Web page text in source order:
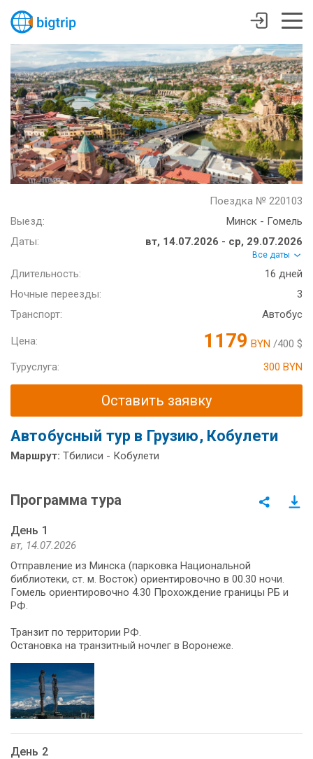
Поездка № 220103
Выезд:
Минск - Гомель
Даты:
вт, 14.07.2026 - ср, 29.07.2026
Все даты
Длительность:
16 дней
Ночные переезды:
3
Транспорт:
Автобус
Цена: 1179 BYN /400 $
Туруслуга:
300 BYN
Оставить заявку
Автобусный тур в Грузию, Кобулети
Маршрут: Тбилиси - Кобулети
Программа тура
День 1
вт, 14.07.2026
Отправление из Минска (парковка Национальной
библиотеки, ст. м. Восток) ориентировочно в 00.30 ночи.
Гомель ориентировочно 4.30 Прохождение границы РБ и
РФ.
Транзит по территории РФ.
Остановка на транзитный ночлег в Воронеже.
День 2